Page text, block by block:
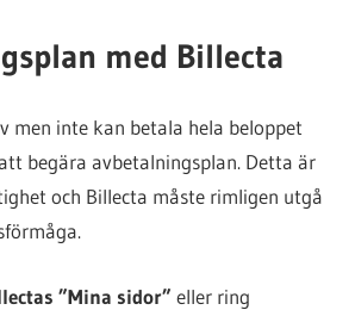
med Billecta
men inte kan betala hela beloppet
begära avbetalningsplan. Detta är
och Billecta måste rimligen utgå
”Mina sidor” eller ring